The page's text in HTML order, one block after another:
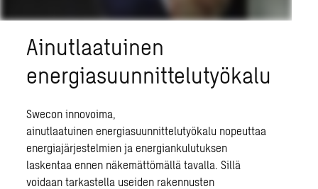
Ainutlaatuinen
energiasuunnittelutyökalu
Swecon innovoima,
ainutlaatuinenenergiasuunnittelutyökalu nopeuttaa
energiajärjestelmien ja energiankulutuksen
laskentaa ennen näkemättömällä tavalla. Sillä
voidaan tarkastella useiden rakennusten